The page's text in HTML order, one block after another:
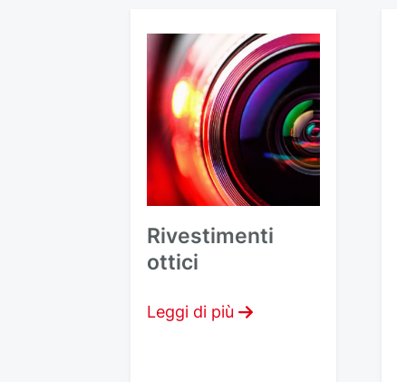
Rivestimenti
ottici
Leggi di più